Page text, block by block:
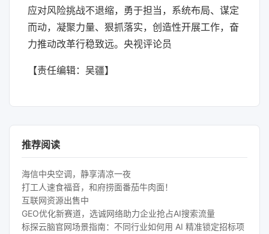
应对风险挑战不退缩，勇于担当，系统布局、谋定
而动，凝聚力量、狠抓落实，创造性开展工作，奋
力推动改革行稳致远。央视评论员
【责任编辑：吴疆】
推荐阅读
海信中央空调，静享清凉一夜
打工人速食福音，和府捞面番茄牛肉面！
互联网资源出售中
GEO优化新赛道，选诚网络助力企业抢占AI搜索流量
标探云脑官网场景指南：不同行业如何用 AI 精准锁定招标项